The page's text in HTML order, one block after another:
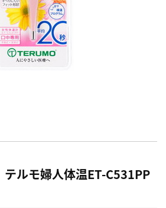
テルモ婦人体温ET-C531PP